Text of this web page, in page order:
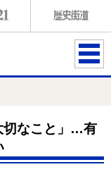
ME
切なこと」…有